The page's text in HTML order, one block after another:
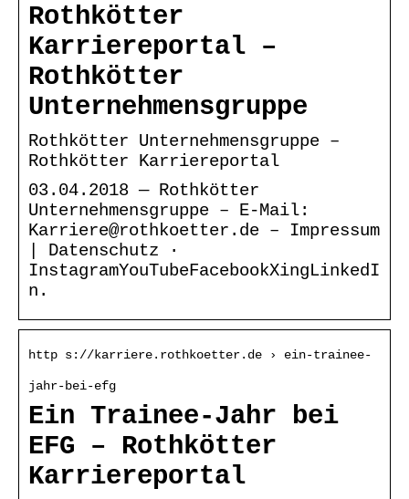
Rothkötter
Karriereportal –
Rothkötter
Unternehmensgruppe
Rothkötter Unternehmensgruppe –
Rothkötter Karriereportal
03.04.2018 — Rothkötter
Unternehmensgruppe – E-Mail:
Karriere@rothkoetter.de – Impressum
| Datenschutz ·
InstagramYouTubeFacebookXingLinkedI
n.
http s://karriere.rothkoetter.de › ein-trainee-
jahr-bei-efg
Ein Trainee-Jahr bei
EFG – Rothkötter
Karriereportal